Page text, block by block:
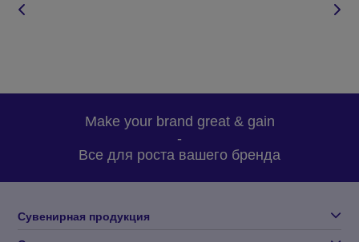
кремами для ног, которые вас интересуют;
желательным сроком изготовления;
Make your brand great & gain
-
Все для роста вашего бренда
Сувенирная продукция